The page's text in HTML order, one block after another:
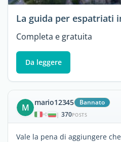
La guida per espatriati
Completa e gratuita
Da leggere
M mario12345 Bannato
| 370POSTS
Vale la pena di aggiungere